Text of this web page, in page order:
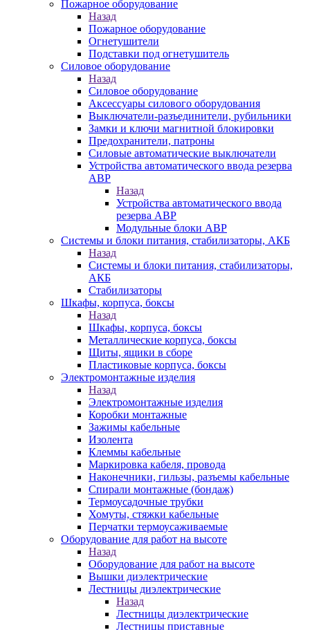
Пожарное оборудование
Назад
Пожарное оборудование
Огнетушители
Подставки под огнетушитель
Силовое оборудование
Назад
Силовое оборудование
Аксессуары силового оборудования
Выключатели-разъединители, рубильники
Замки и ключи магнитной блокировки
Предохранители, патроны
Силовые автоматические выключатели
Устройства автоматического ввода резерва
АВР
Назад
Устройства автоматического ввода
резерва АВР
Модульные блоки АВР
Системы и блоки питания, стабилизаторы, АКБ
Назад
Системы и блоки питания, стабилизаторы,
АКБ
Стабилизаторы
Шкафы, корпуса, боксы
Назад
Шкафы, корпуса, боксы
Металлические корпуса, боксы
Щиты, ящики в сборе
Пластиковые корпуса, боксы
Электромонтажные изделия
Назад
Электромонтажные изделия
Коробки монтажные
Зажимы кабельные
Изолента
Клеммы кабельные
Маркировка кабеля, провода
Наконечники, гильзы, разъемы кабельные
Спирали монтажные (бондаж)
Термоусадочные трубки
Хомуты, стяжки кабельные
Перчатки термоусаживаемые
Оборудование для работ на высоте
Назад
Оборудование для работ на высоте
Вышки диэлектрические
Лестницы диэлектрические
Назад
Лестницы диэлектрические
Лестницы приставные